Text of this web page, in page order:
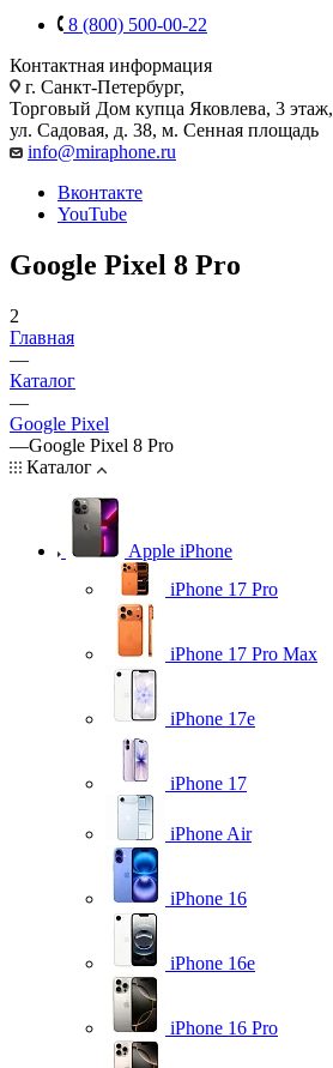
8 (800) 500-00-22
Контактная информация
г. Санкт-Петербург,
Торговый Дом купца Яковлева, 3 этаж,
ул. Садовая, д. 38, м. Сенная площадь
info@miraphone.ru
Вконтакте
YouTube
Google Pixel 8 Pro
2
Главная
—
Каталог
—
Google Pixel
—Google Pixel 8 Pro
Каталог
Apple iPhone
iPhone 17 Pro
iPhone 17 Pro Max
iPhone 17e
iPhone 17
iPhone Air
iPhone 16
iPhone 16e
iPhone 16 Pro